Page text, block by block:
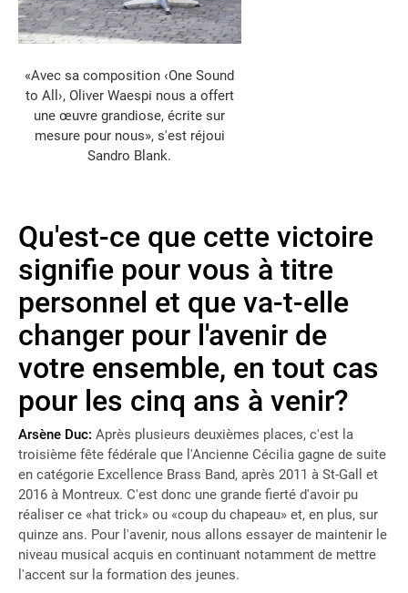
«Avec sa composition ‹One Sound
to All›, Oliver Waespi nous a offert
une œuvre grandiose, écrite sur
mesure pour nous», s'est réjoui
Sandro Blank.
Qu'est-ce que cette victoire
signifie pour vous à titre
personnel et que va-t-elle
changer pour l'avenir de
votre ensemble, en tout cas
pour les cinq ans à venir?
Arsène Duc: Après plusieurs deuxièmes places, c'est la
troisième fête fédérale que l'Ancienne Cécilia gagne de suite
en catégorie Excellence Brass Band, après 2011 à St-Gall et
2016 à Montreux. C'est donc une grande fierté d'avoir pu
réaliser ce «hat trick» ou «coup du chapeau» et, en plus, sur
quinze ans. Pour l'avenir, nous allons essayer de maintenir le
niveau musical acquis en continuant notamment de mettre
l'accent sur la formation des jeunes.